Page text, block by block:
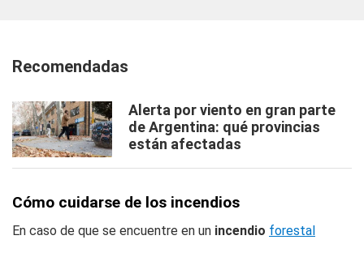
Recomendadas
Alerta por viento en gran parte
de Argentina: qué provincias
están afectadas
Cómo cuidarse de los incendios
En caso de que se encuentre en un incendio forestal